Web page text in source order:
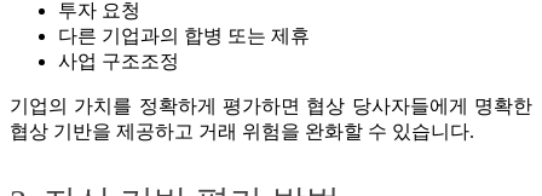
투자 요청
다른 기업과의 합병 또는 제휴
사업 구조조정
기업의 가치를 정확하게 평가하면 협상 당사자들에게 명확한
협상 기반을 제공하고 거래 위험을 완화할 수 있습니다.